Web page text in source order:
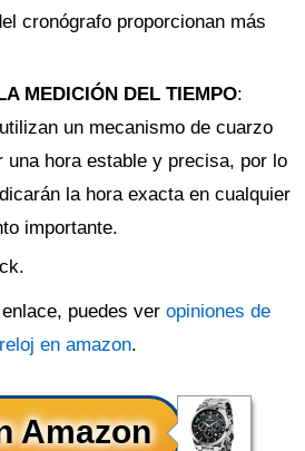
cronógrafo proporcionan más
MEDICIÓN DEL TIEMPO:
un mecanismo de cuarzo
una hora estable y precisa, por lo
la hora exacta en cualquier
importante.
puedes ver opiniones de
en amazon.